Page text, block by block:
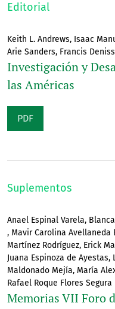
Editorial
Keith L. Andrews, Isaac
Arie Sanders, Francis
Investigación y
las Américas
PDF
Suplementos
Anael Espinal Varela,
, Mavir Carolina Avellaneda
Martínez Rodríguez, Erick
Juana Espinoza de Ayestas,
Maldonado Mejía, María
Rafael Roque Flores Segura
Memorias VII Foro